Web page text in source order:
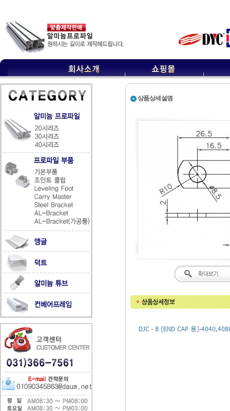
상품상세설명